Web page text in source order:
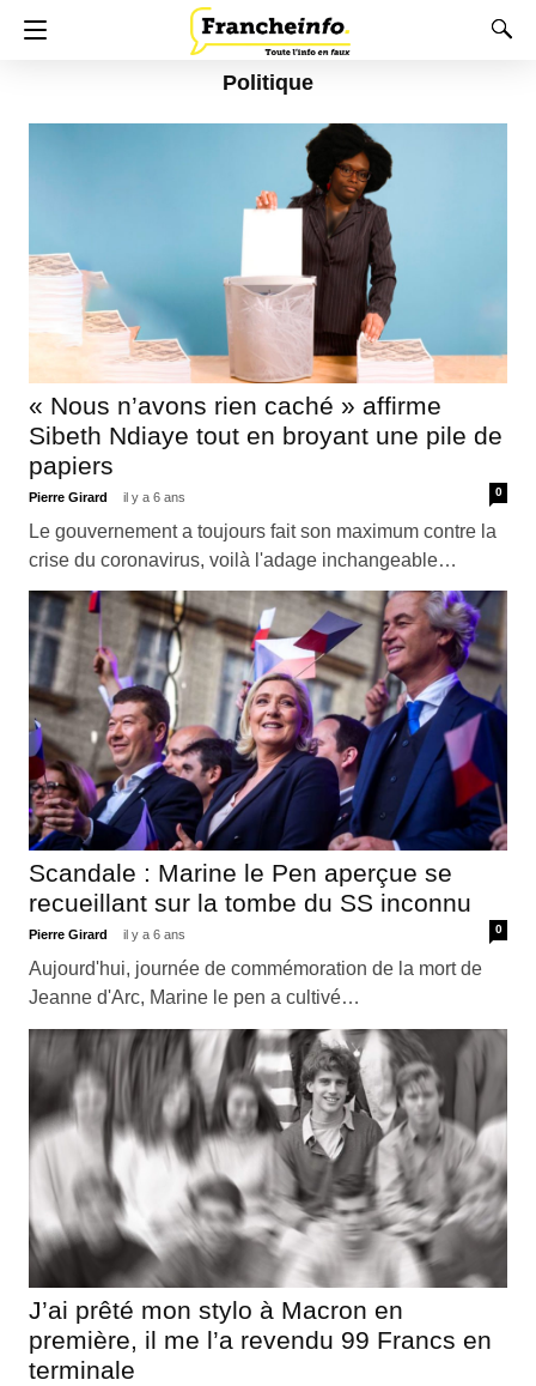
Politique
« Nous n’avons rien caché » affirme
Sibeth Ndiaye tout en broyant une pile de
papiers
Pierre Girard il y a 6 ans 0
Le gouvernement a toujours fait son maximum contre la
crise du coronavirus, voilà l'adage inchangeable…
Scandale : Marine le Pen aperçue se
recueillant sur la tombe du SS inconnu
Pierre Girard il y a 6 ans 0
Aujourd'hui, journée de commémoration de la mort de
Jeanne d'Arc, Marine le pen a cultivé…
J’ai prêté mon stylo à Macron en
première, il me l’a revendu 99 Francs en
terminale